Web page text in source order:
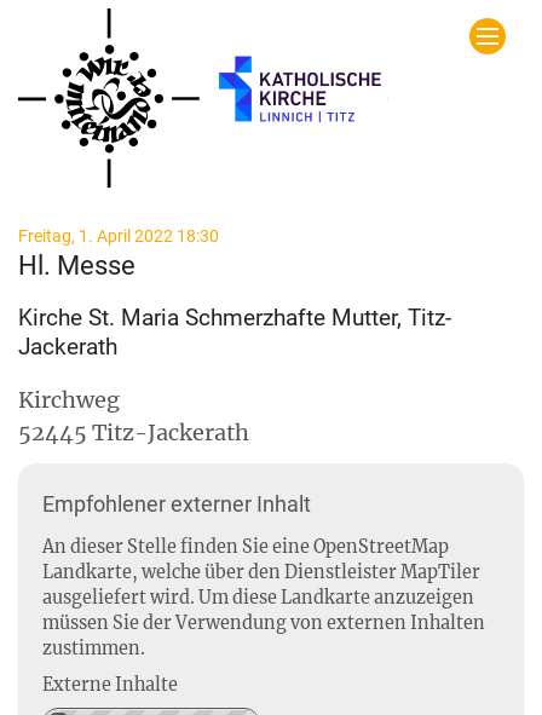
Zum Inhalt springen
Freitag, 1. April 2022 18:30
Hl. Messe
Kirche St. Maria Schmerzhafte Mutter, Titz-
Jackerath
Kirchweg
52445 Titz-Jackerath
Empfohlener externer Inhalt
An dieser Stelle finden Sie eine OpenStreetMap
Landkarte, welche über den Dienstleister MapTiler
ausgeliefert wird. Um diese Landkarte anzuzeigen
müssen Sie der Verwendung von externen Inhalten
zustimmen.
Externe Inhalte